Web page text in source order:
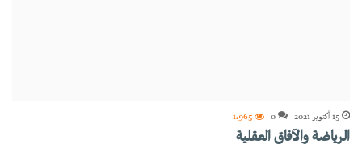
15 أكتوبر 2021 0 1٬965
الرياضة والآفاق العقلية